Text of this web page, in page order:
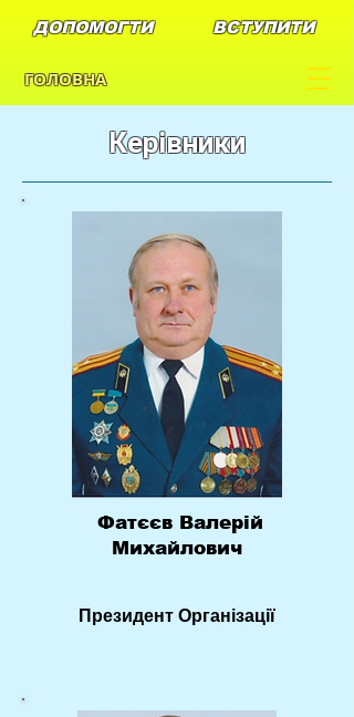
ГОЛОВНА
ДОПОМОГТИ ВСТУПИТИ
Керівники
Фатєєв Валерій
Михайлович
Президент Організації